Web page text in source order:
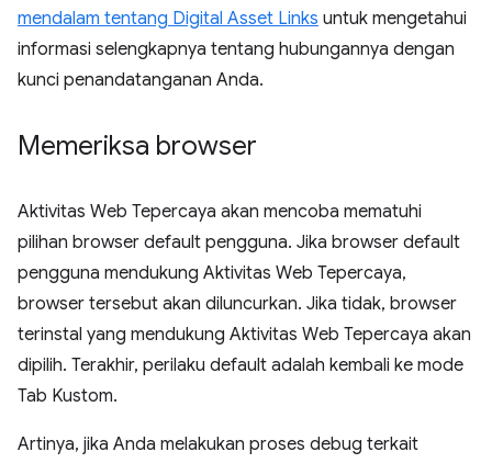
mendalam tentang Digital Asset Links untuk mengetahui
informasi selengkapnya tentang hubungannya dengan
kunci penandatanganan Anda.
Memeriksa browser
Aktivitas Web Tepercaya akan mencoba mematuhi
pilihan browser default pengguna. Jika browser default
pengguna mendukung Aktivitas Web Tepercaya,
browser tersebut akan diluncurkan. Jika tidak, browser
terinstal yang mendukung Aktivitas Web Tepercaya akan
dipilih. Terakhir, perilaku default adalah kembali ke mode
Tab Kustom.
Artinya, jika Anda melakukan proses debug terkait